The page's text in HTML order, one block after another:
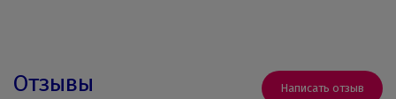
Отзывы Написать отзыв